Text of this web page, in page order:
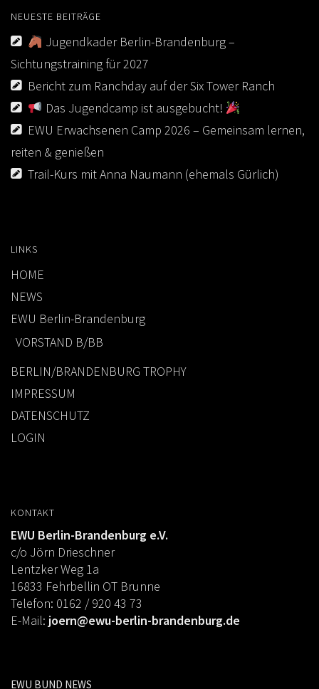
NEUESTE BEITRÄGE
Jugendkader Berlin-Brandenburg –
Sichtungstraining für 2027
Bericht zum Ranchday auf der Six Tower Ranch
Das Jugendcamp ist ausgebucht!
EWU Erwachsenen Camp 2026 – Gemeinsam lernen,
reiten & genießen
Trail-Kurs mit Anna Naumann (ehemals Gürlich)
LINKS
HOME
NEWS
EWU Berlin-Brandenburg
VORSTAND B/BB
BERLIN/BRANDENBURG TROPHY
IMPRESSUM
DATENSCHUTZ
LOGIN
KONTAKT
EWU Berlin-Brandenburg e.V.
c/o Jörn Drieschner
Lentzker Weg 1a
16833 Fehrbellin OT Brunne
Telefon: 0162 / 920 43 73
E-Mail: joern@ewu-berlin-brandenburg.de
EWU BUND NEWS